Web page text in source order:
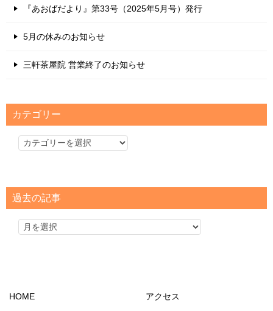
『あおばだより』第33号（2025年5月号）発行
5月の休みのお知らせ
三軒茶屋院 営業終了のお知らせ
カテゴリー
カ
リ
ー
過去の記事
HOME アクセス